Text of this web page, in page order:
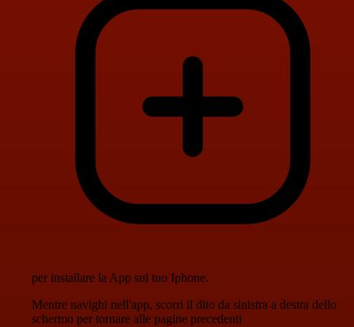
per installare la App sul tuo Iphone.
Mentre navighi nell'app, scorri il dito da sinistra a destra dello
schermo per tornare alle pagine precedenti